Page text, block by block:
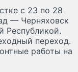
с 23 по 28
— Черняховск
Республикой.
переход.
работы на